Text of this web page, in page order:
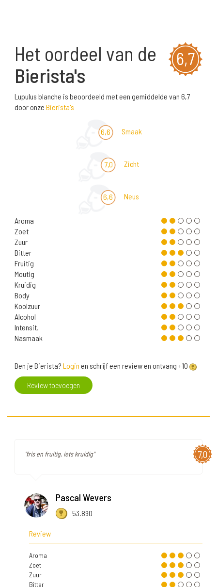
6,7
Het oordeel van de
Bierista's
Lupulus blanche is beoordeeld met een gemiddelde van 6,7
door onze Bierista's
6,6 Smaak
7,0 Zicht
6,6 Neus
Aroma
Zoet
Zuur
Bitter
Fruitig
Moutig
Kruidig
Body
Koolzuur
Alcohol
Intensit.
Nasmaak
Ben je Bierista? Login en schrijf een review en ontvang +10
Review toevoegen
7,0
"fris en fruitig, iets kruidig"
Pascal Wevers
53.890
Review
Aroma
Zoet
Zuur
Bitter